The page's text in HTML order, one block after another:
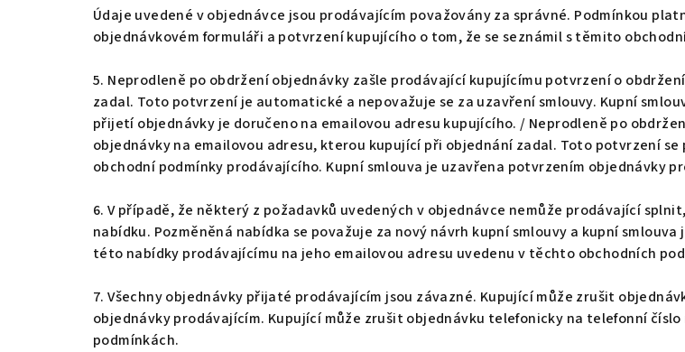
Údaje uvedené v objednávce jsou prodávajícím považovány za správné. Podmínkou
objednávkovém formuláři a potvrzení kupujícího o tom, že se seznámil s těmito
5. Neprodleně po obdržení objednávky zašle prodávající kupujícímu potvrzení o
zadal. Toto potvrzení je automatické a nepovažuje se za uzavření smlouvy. Kupní
přijetí objednávky je doručeno na emailovou adresu kupujícího. / Neprodleně po
objednávky na emailovou adresu, kterou kupující při objednání zadal. Toto potvrzení
obchodní podmínky prodávajícího. Kupní smlouva je uzavřena potvrzením objednávky
6. V případě, že některý z požadavků uvedených v objednávce nemůže prodávající
nabídku. Pozměněná nabídka se považuje za nový návrh kupní smlouvy a kupní
této nabídky prodávajícímu na jeho emailovou adresu uvedenu v těchto obchodních
7. Všechny objednávky přijaté prodávajícím jsou závazné. Kupující může zrušit
objednávky prodávajícím. Kupující může zrušit objednávku telefonicky na telefonní
podmínkách.